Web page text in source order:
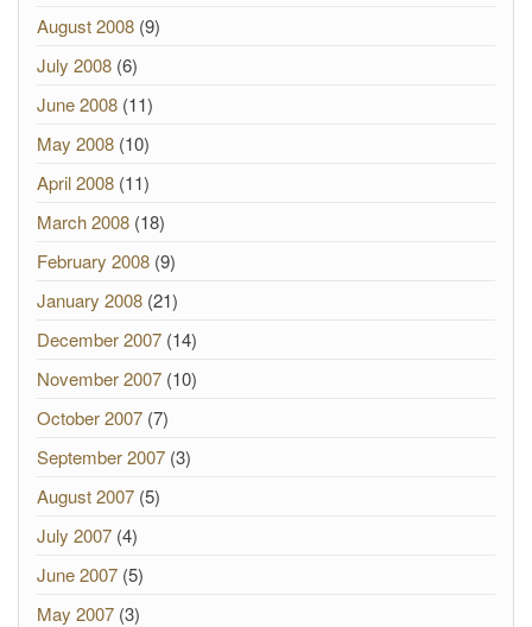
August 2008 (9)
July 2008 (6)
June 2008 (11)
May 2008 (10)
April 2008 (11)
March 2008 (18)
February 2008 (9)
January 2008 (21)
December 2007 (14)
November 2007 (10)
October 2007 (7)
September 2007 (3)
August 2007 (5)
July 2007 (4)
June 2007 (5)
May 2007 (3)